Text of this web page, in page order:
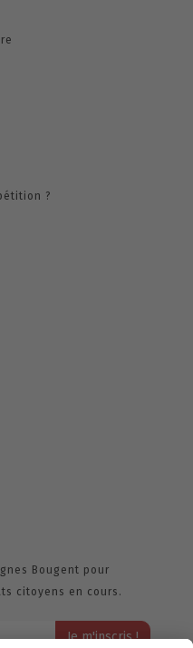
?
Bougent pour
citoyens en cours.